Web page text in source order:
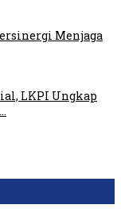
Menjaga
LKPI Ungkap